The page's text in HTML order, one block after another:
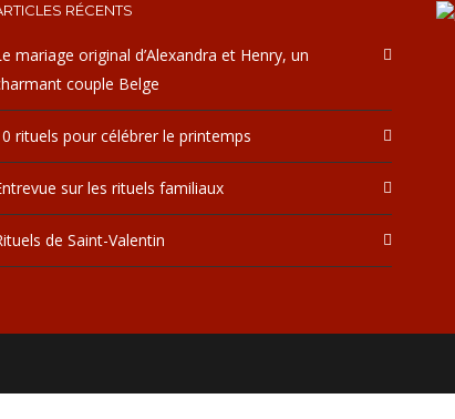
RÉCENTS
mariage original d’Alexandra et Henry, un
couple Belge
rituels pour célébrer le printemps
sur les rituels familiaux
de Saint-Valentin